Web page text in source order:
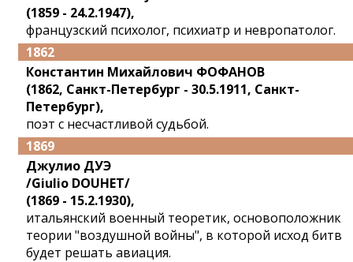
(1859 - 24.2.1947),
французский психолог, психиатр и невропатолог.
1862
Константин Михайлович ФОФАНОВ
(1862, Санкт-Петербург - 30.5.1911, Санкт-
Петербург),
поэт с несчастливой судьбой.
1869
Джулио ДУЭ
/Giulio DOUHET/
(1869 - 15.2.1930),
итальянский военный теоретик, основоположник
теории "воздушной войны", в которой исход битв
будет решать авиация.